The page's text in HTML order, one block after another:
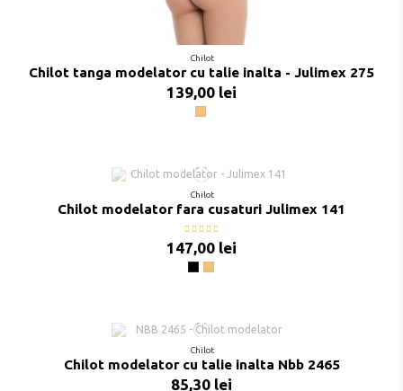
Chilot
Chilot tanga modelator cu talie inalta - Julimex 275
139,00 lei
Natural
Chilot
Chilot modelator fara cusaturi Julimex 141
147,00 lei
NegruNatural
Chilot
Chilot modelator cu talie inalta Nbb 2465
85,30 lei